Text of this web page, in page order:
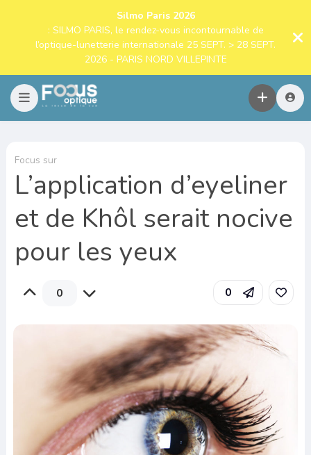
Silmo Paris 2026
: SILMO PARIS, le rendez-vous incontournable de
l’optique-lunetterie internationale 25 SEPT. > 28 SEPT.
2026 - PARIS NORD VILLEPINTE
Focus sur
L’application d’eyeliner
et de Khôl serait nocive
pour les yeux
0 0